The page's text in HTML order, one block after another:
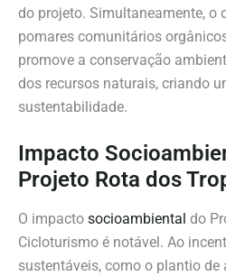
do projeto. Simultaneamente, o
pomares comunitários
promove a conservação
dos recursos naturais, criando
sustentabilidade.
Impacto
Projeto Rota dos
O impacto socioambiental do
Cicloturismo é notável. Ao
sustentáveis, como o plantio